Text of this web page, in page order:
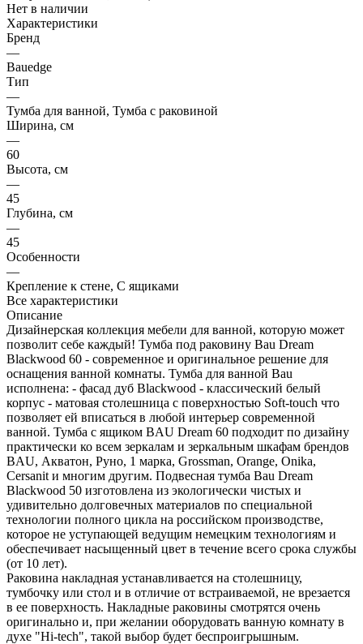
Нет в наличии
Характеристики
Бренд
—
Bauedge
Тип
—
Тумба для ванной, Тумба с раковиной
Ширина, см
—
60
Высота, см
—
45
Глубина, см
—
45
Особенности
—
Крепление к стене, С ящиками
Все характеристики
Описание
Дизайнерская коллекция мебели для ванной, которую может
позволит себе каждый! Тумба под раковину Bau Dream
Blackwood 60 - современное и оригинальное решение для
оснащения ванной комнаты. Тумба для ванной Bau
исполнена: - фасад дуб Blackwood - классический белый
корпус - матовая столешница с поверхностью Soft-touch что
позволяет ей вписаться в любой интерьер современной
ванной. Тумба с ящиком BAU Dream 60 подходит по дизайну
практически ко всем зеркалам и зеркальным шкафам брендов
BAU, Акватон, Руно, 1 марка, Grossman, Orange, Onika,
Cersanit и многим другим. Подвесная тумба Bau Dream
Blackwood 50 изготовлена из экологически чистых и
удивительно долговечных материалов по специальной
технологии полного цикла на российском производстве,
которое не уступающей ведущим немецким технологиям и
обеспечивает насыщенный цвет в течение всего срока службы
(от 10 лет).
Раковина накладная устанавливается на столешницу,
тумбочку или стол и в отличие от встраиваемой, не врезается
в ее поверхность. Накладные раковины смотрятся очень
оригинально и, при желании оборудовать ванную комнату в
духе "Hi-tech", такой выбор будет беспроигрышным.